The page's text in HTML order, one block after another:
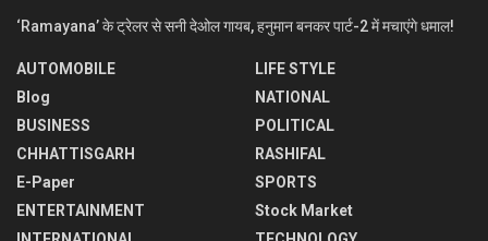
‘Ramayana’ के ट्रेलर से सनी देओल गायब, हनुमान बनकर पार्ट-2 में मचाएंगे धमाल!
AUTOMOBILE
Blog
BUSINESS
CHHATTISGARH
E-Paper
ENTERTAINMENT
LIFE STYLE
NATIONAL
POLITICAL
RASHIFAL
SPORTS
Stock Market